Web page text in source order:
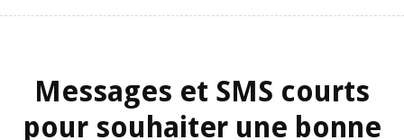
Messages et SMS courts
pour souhaiter une bonne